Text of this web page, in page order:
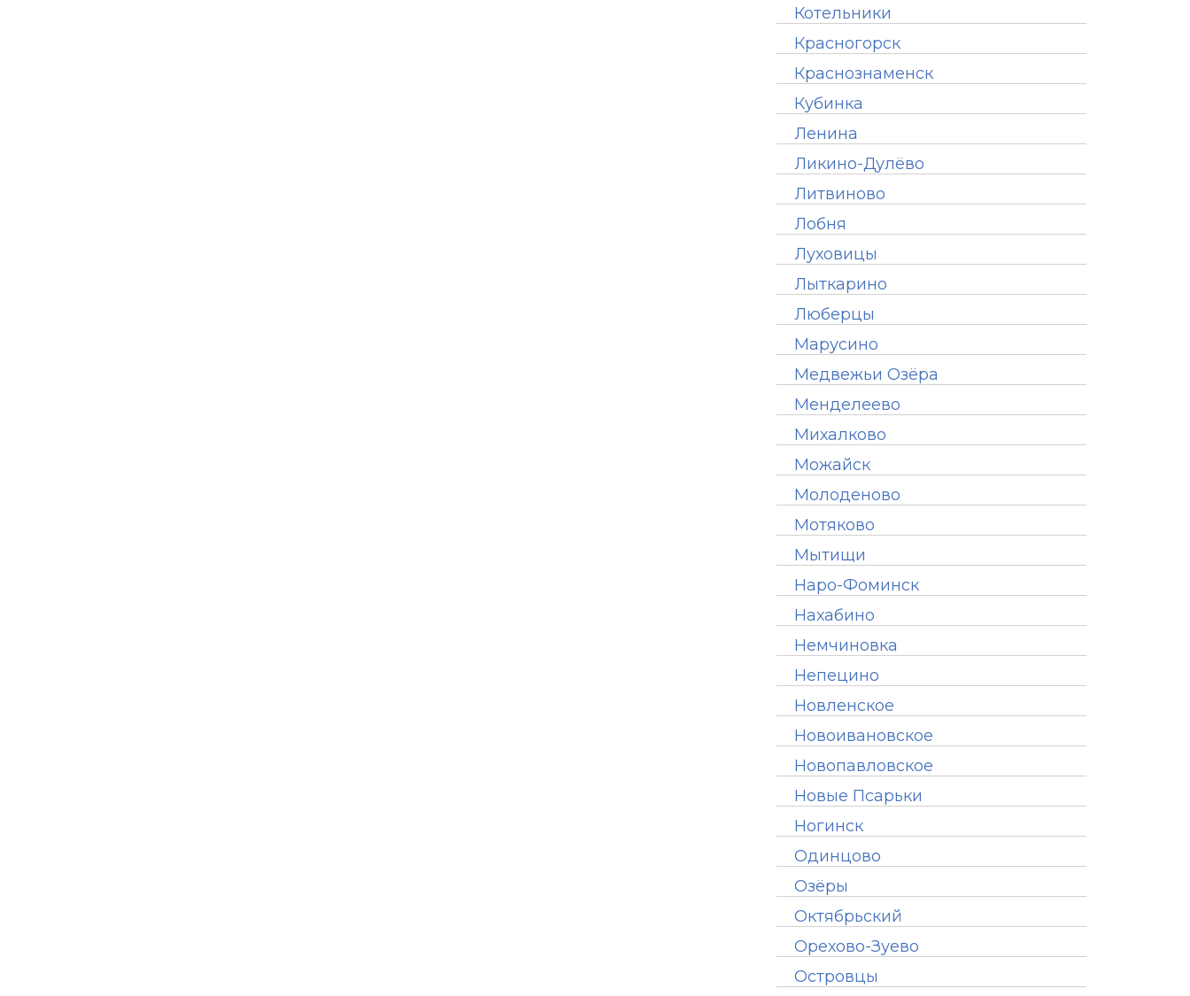
Котельники
Красногорск
Краснознаменск
Кубинка
Ленина
Ликино-Дулёво
Литвиново
Лобня
Луховицы
Лыткарино
Люберцы
Марусино
Медвежьи Озёра
Менделеево
Михалково
Можайск
Молоденово
Мотяково
Мытищи
Наро-Фоминск
Нахабино
Немчиновка
Непецино
Новленское
Новоивановское
Новопавловское
Новые Псарьки
Ногинск
Одинцово
Озёры
Октябрьский
Орехово-Зуево
Островцы